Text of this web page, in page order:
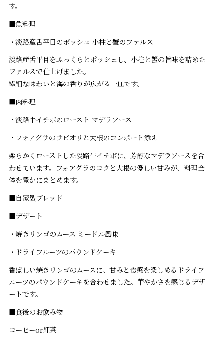
す。
■魚料理
・淡路産舌平目のポッシェ 小柱と蟹のファルス
淡路産舌平目をふっくらとポッシェし、小柱と蟹の旨味を詰めた
ファルスで仕上げました。
繊細な味わいと海の香りが広がる一皿です。
■肉料理
・淡路牛イチボのロースト マデラソース
・フォアグラのラビオリと大根のコンポート添え
柔らかくローストした淡路牛イチボに、芳醇なマデラソースを合
わせています。フォアグラのコクと大根の優しい甘みが、料理全
体を豊かにまとめます。
■自家製ブレッド
■デザート
・焼きリンゴのムース ミードル風味
・ドライフルーツのパウンドケーキ
香ばしい焼きリンゴのムースに、甘みと食感を楽しめるドライフ
ルーツのパウンドケーキを合わせました。華やかさを感じるデザ
ートです。
■食後のお飲み物
コーヒーor紅茶